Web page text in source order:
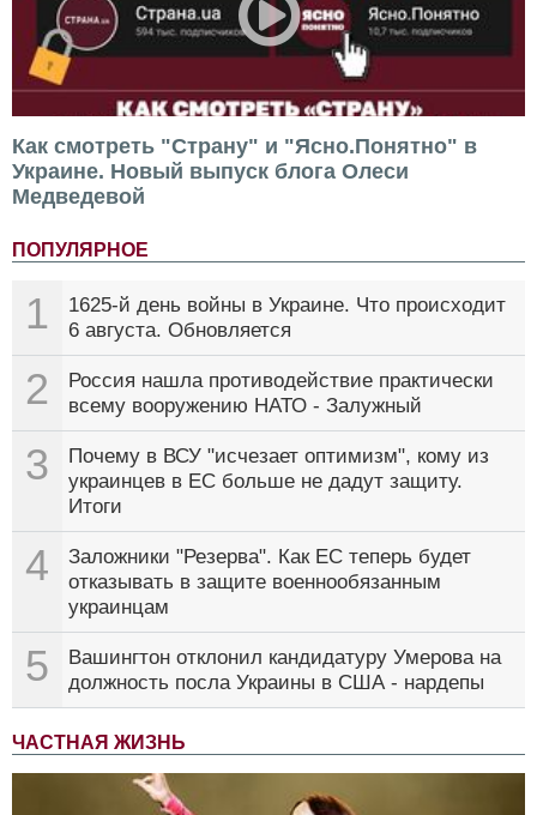
Как смотреть "Страну" и "Ясно.Понятно" в
Украине. Новый выпуск блога Олеси
Медведевой
ПОПУЛЯРНОЕ
1
1625-й день войны в Украине. Что происходит
6 августа. Обновляется
2
Россия нашла противодействие практически
всему вооружению НАТО - Залужный
3
Почему в ВСУ "исчезает оптимизм", кому из
украинцев в ЕС больше не дадут защиту.
Итоги
4
Заложники "Резерва". Как ЕС теперь будет
отказывать в защите военнообязанным
украинцам
5
Вашингтон отклонил кандидатуру Умерова на
должность посла Украины в США - нардепы
ЧАСТНАЯ ЖИЗНЬ